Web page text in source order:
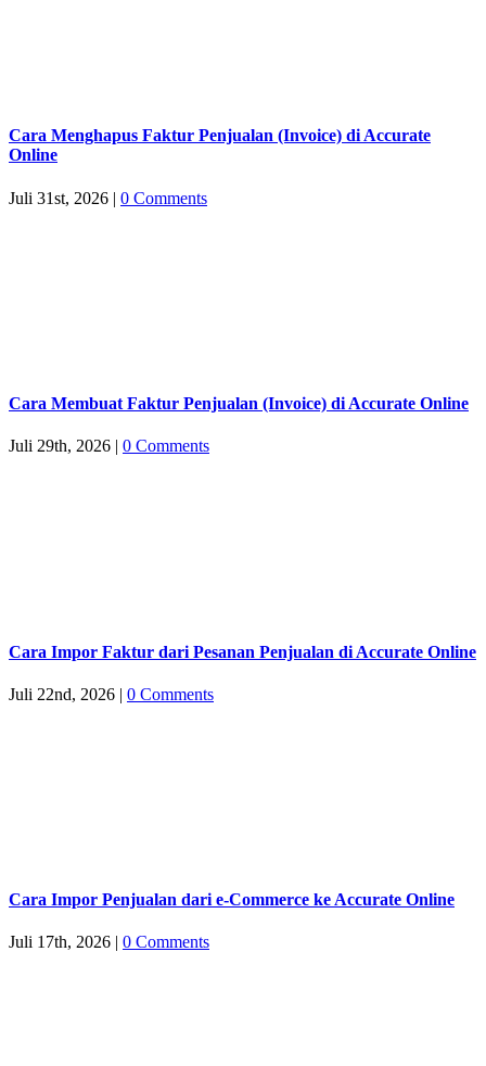
Cara Menghapus Faktur Penjualan (Invoice) di Accurate
Online
Juli 31st, 2026 | 0 Comments
Cara Membuat Faktur Penjualan (Invoice) di Accurate Online
Juli 29th, 2026 | 0 Comments
Cara Impor Faktur dari Pesanan Penjualan di Accurate Online
Juli 22nd, 2026 | 0 Comments
Cara Impor Penjualan dari e-Commerce ke Accurate Online
Juli 17th, 2026 | 0 Comments